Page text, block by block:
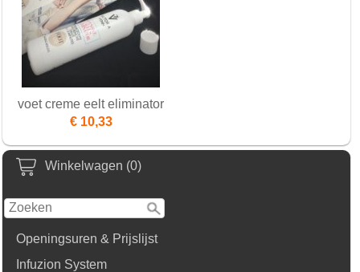
Winkelwagen (0)
Openingsuren & Prijslijst
Infuzion System
voet creme eelt eliminator
€ 10,33